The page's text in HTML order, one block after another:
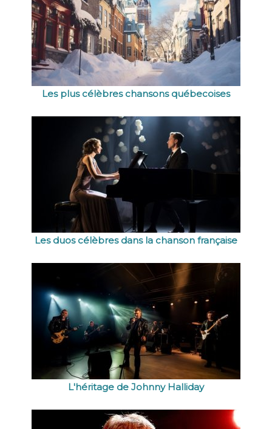
Les plus célèbres chansons québecoises
Les duos célèbres dans la chanson française
L'héritage de Johnny Halliday